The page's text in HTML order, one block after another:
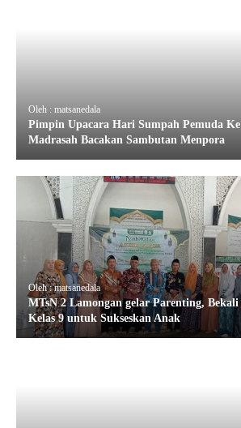
Oleh : matsanedala
Pimpin Upacara Hari Sumpah Pemuda
Madrasah Bacakan Sambutan Menpora
Oleh : matsanedala
MTsN 2 Lamongan gelar Parenting,
Kelas 9 untuk Sukseskan Anak